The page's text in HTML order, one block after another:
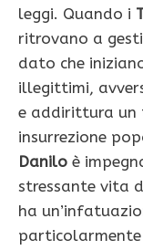
leggi. Quando i
ritrovano a
dato che
illegittimi,
e addirittura un
insurrezione
Danilo è
stressante vita
ha